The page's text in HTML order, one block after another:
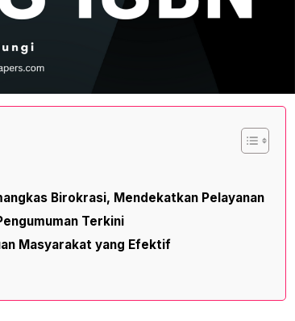
Birokrasi, Mendekatkan Pelayanan
Terkini
Masyarakat yang Efektif